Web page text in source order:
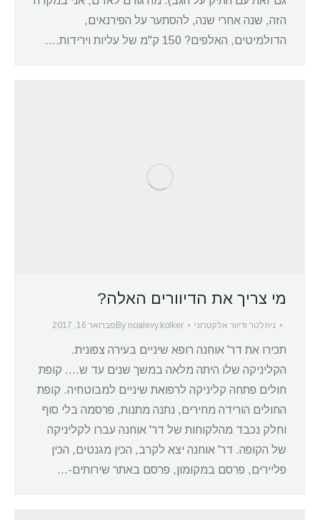
הזה, שנה אחרי שנה, להסתער על הפירנאים,
הדולמיטים, האלפים? 150 ק"מ של עליות וירידות.…
מי צריך את הדיוורים האלה?
ניוזלטר ודיוור אלקטרוני By noalevy.kolker פברואר 16, 2017
תכירו את דר' אוחנה רופא שיניים בעירה צפונית.
הקליניקה שלו היתה מלאה במשך שנים עד ש…. קופת
חולים פתחה קליניקה לרפואת שיניים למבוטחיה. קופת
החולים הורידה מחירים, נתנה מתנות, פרסמה בלי סוף
וחלק נכבד מהלקוחות של דר' אוחנה עברו לקליניקה
של הקופה. דר' אוחנה יצא לקרב, הכין מגנטים, הכין
פליירים, פרסם במקומון, פרסם באתר שירותים-…